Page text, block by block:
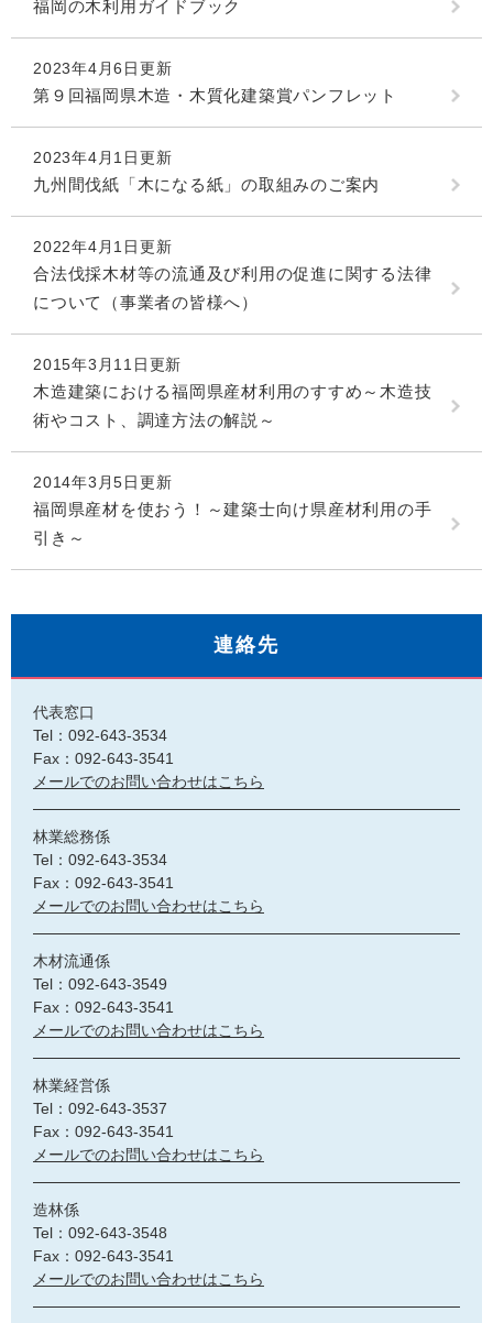
福岡の木利用ガイドブック
2023年4月6日更新
第９回福岡県木造・木質化建築賞パンフレット
2023年4月1日更新
九州間伐紙「木になる紙」の取組みのご案内
2022年4月1日更新
合法伐採木材等の流通及び利用の促進に関する法律
について（事業者の皆様へ）
2015年3月11日更新
木造建築における福岡県産材利用のすすめ～木造技
術やコスト、調達方法の解説～
2014年3月5日更新
福岡県産材を使おう！～建築士向け県産材利用の手
引き～
連絡先
代表窓口
Tel：092-643-3534
Fax：092-643-3541
メールでのお問い合わせはこちら
林業総務係
Tel：092-643-3534
Fax：092-643-3541
メールでのお問い合わせはこちら
木材流通係
Tel：092-643-3549
Fax：092-643-3541
メールでのお問い合わせはこちら
林業経営係
Tel：092-643-3537
Fax：092-643-3541
メールでのお問い合わせはこちら
造林係
Tel：092-643-3548
Fax：092-643-3541
メールでのお問い合わせはこちら